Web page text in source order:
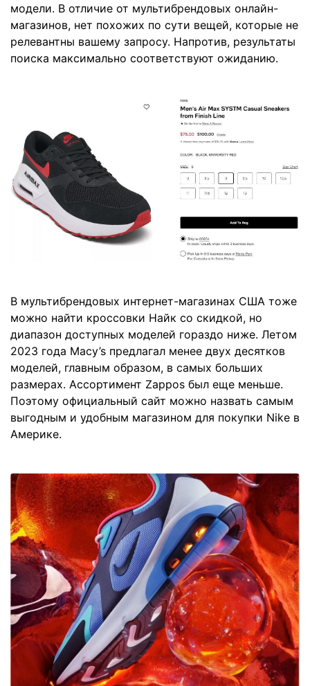
модели. В отличие от мультибрендовых онлайн-
магазинов, нет похожих по сути вещей, которые не
релевантны вашему запросу. Напротив, результаты
поиска максимально соответствуют ожиданию.
В мультибрендовых интернет-магазинах США тоже
можно найти кроссовки Найк со скидкой, но
диапазон доступных моделей гораздо ниже. Летом
2023 года Macy’s предлагал менее двух десятков
моделей, главным образом, в самых больших
размерах. Ассортимент Zappos был еще меньше.
Поэтому официальный сайт можно назвать самым
выгодным и удобным магазином для покупки Nike в
Америке.